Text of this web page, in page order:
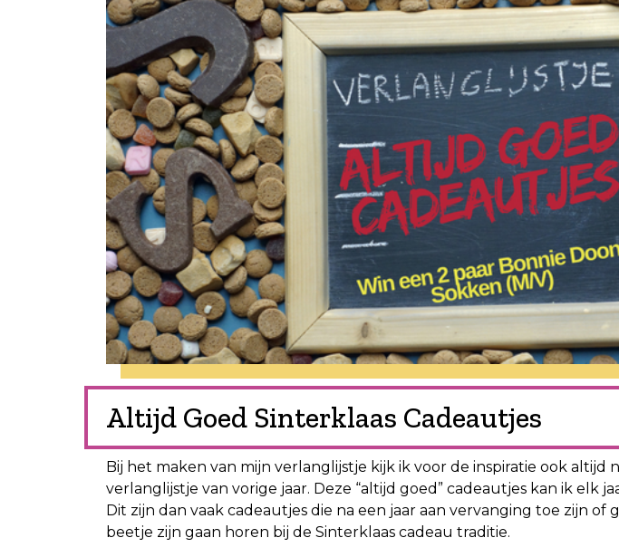
Altijd Goed Sinterklaas Cadeautjes
Bij het maken van mijn verlanglijstje kijk ik voor de inspiratie ook altijd
verlanglijstje van vorige jaar. Deze “altijd goed” cadeautjes kan ik elk
Dit zijn dan vaak cadeautjes die na een jaar aan vervanging toe zijn of
beetje zijn gaan horen bij de Sinterklaas cadeau traditie.